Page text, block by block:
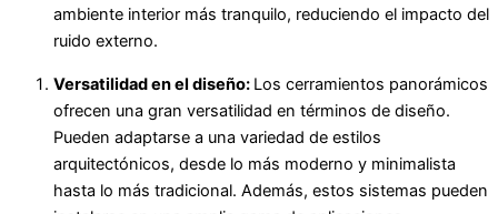
ambiente interior más tranquilo, reduciendo el impacto del
ruido externo.
Versatilidad en el diseño: Los cerramientos panorámicos
ofrecen una gran versatilidad en términos de diseño.
Pueden adaptarse a una variedad de estilos
arquitectónicos, desde lo más moderno y minimalista
hasta lo más tradicional. Además, estos sistemas pueden